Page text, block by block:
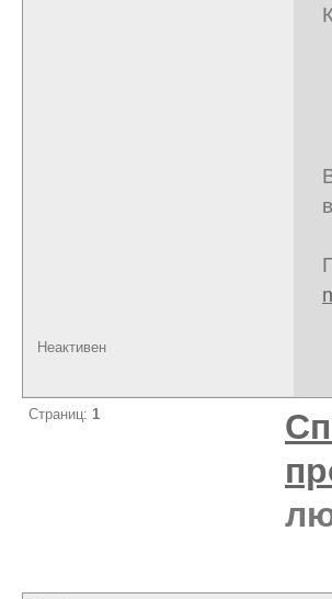
Неактивен
Страниц: 1